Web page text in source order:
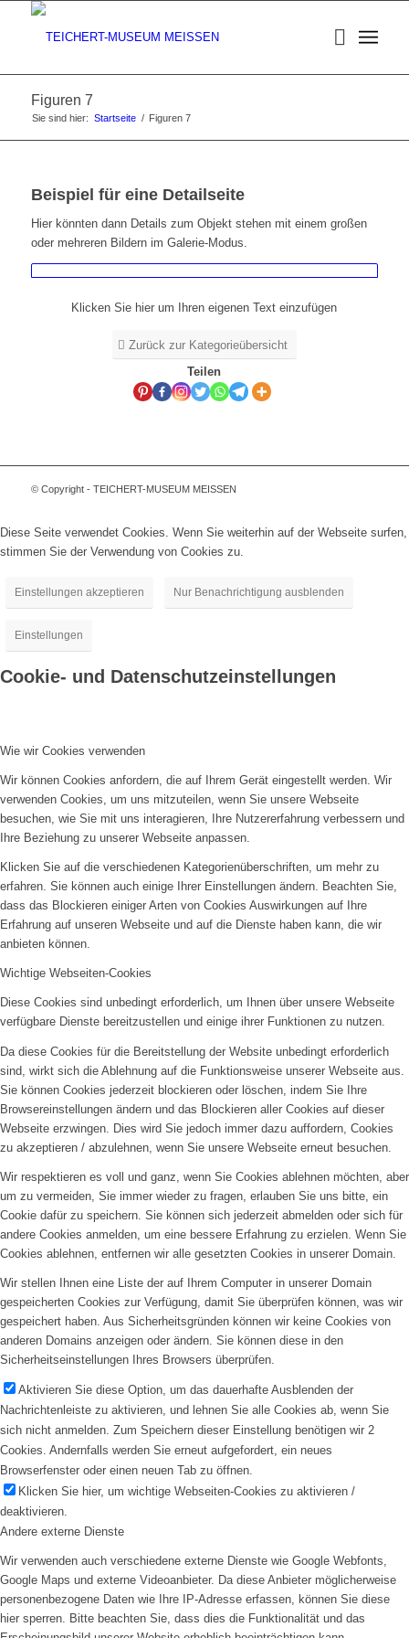
Figuren 7
Sie sind hier: Startseite / Figuren 7
Beispiel für eine Detailseite
Hier könnten dann Details zum Objekt stehen mit einem großen
oder mehreren Bildern im Galerie-Modus.
Klicken Sie hier um Ihren eigenen Text einzufügen
Zurück zur Kategorieübersicht
Teilen
© Copyright - TEICHERT-MUSEUM MEISSEN
Diese Seite verwendet Cookies. Wenn Sie weiterhin auf der Webseite surfen,
stimmen Sie der Verwendung von Cookies zu.
Einstellungen akzeptieren Nur Benachrichtigung ausblenden
Einstellungen
Cookie- und Datenschutzeinstellungen
Wie wir Cookies verwenden
Wir können Cookies anfordern, die auf Ihrem Gerät eingestellt werden. Wir
verwenden Cookies, um uns mitzuteilen, wenn Sie unsere Webseite
besuchen, wie Sie mit uns interagieren, Ihre Nutzererfahrung verbessern und
Ihre Beziehung zu unserer Webseite anpassen.
Klicken Sie auf die verschiedenen Kategorienüberschriften, um mehr zu
erfahren. Sie können auch einige Ihrer Einstellungen ändern. Beachten Sie,
dass das Blockieren einiger Arten von Cookies Auswirkungen auf Ihre
Erfahrung auf unseren Webseite und auf die Dienste haben kann, die wir
anbieten können.
Wichtige Webseiten-Cookies
Diese Cookies sind unbedingt erforderlich, um Ihnen über unsere Webseite
verfügbare Dienste bereitzustellen und einige ihrer Funktionen zu nutzen.
Da diese Cookies für die Bereitstellung der Website unbedingt erforderlich
sind, wirkt sich die Ablehnung auf die Funktionsweise unserer Webseite aus.
Sie können Cookies jederzeit blockieren oder löschen, indem Sie Ihre
Browsereinstellungen ändern und das Blockieren aller Cookies auf dieser
Webseite erzwingen. Dies wird Sie jedoch immer dazu auffordern, Cookies
zu akzeptieren / abzulehnen, wenn Sie unsere Webseite erneut besuchen.
Wir respektieren es voll und ganz, wenn Sie Cookies ablehnen möchten, aber
um zu vermeiden, Sie immer wieder zu fragen, erlauben Sie uns bitte, ein
Cookie dafür zu speichern. Sie können sich jederzeit abmelden oder sich für
andere Cookies anmelden, um eine bessere Erfahrung zu erzielen. Wenn Sie
Cookies ablehnen, entfernen wir alle gesetzten Cookies in unserer Domain.
Wir stellen Ihnen eine Liste der auf Ihrem Computer in unserer Domain
gespeicherten Cookies zur Verfügung, damit Sie überprüfen können, was wir
gespeichert haben. Aus Sicherheitsgründen können wir keine Cookies von
anderen Domains anzeigen oder ändern. Sie können diese in den
Sicherheitseinstellungen Ihres Browsers überprüfen.
Aktivieren Sie diese Option, um das dauerhafte Ausblenden der
Nachrichtenleiste zu aktivieren, und lehnen Sie alle Cookies ab, wenn Sie
sich nicht anmelden. Zum Speichern dieser Einstellung benötigen wir 2
Cookies. Andernfalls werden Sie erneut aufgefordert, ein neues
Browserfenster oder einen neuen Tab zu öffnen.
Klicken Sie hier, um wichtige Webseiten-Cookies zu aktivieren /
deaktivieren.
Andere externe Dienste
Wir verwenden auch verschiedene externe Dienste wie Google Webfonts,
Google Maps und externe Videoanbieter. Da diese Anbieter möglicherweise
personenbezogene Daten wie Ihre IP-Adresse erfassen, können Sie diese
hier sperren. Bitte beachten Sie, dass dies die Funktionalität und das